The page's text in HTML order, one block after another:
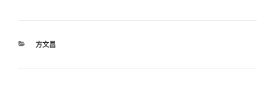
分
方文昌